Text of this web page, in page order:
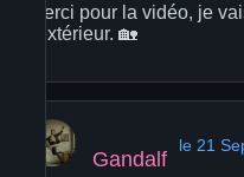
Merci pour la vidéo, je
l'extérieur. 🏡
Gandalf
le 21